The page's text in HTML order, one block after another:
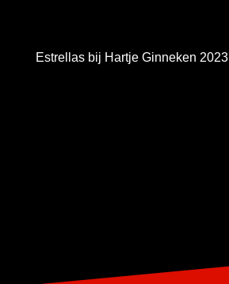
Estrellas bij Hartje Ginneken 2023